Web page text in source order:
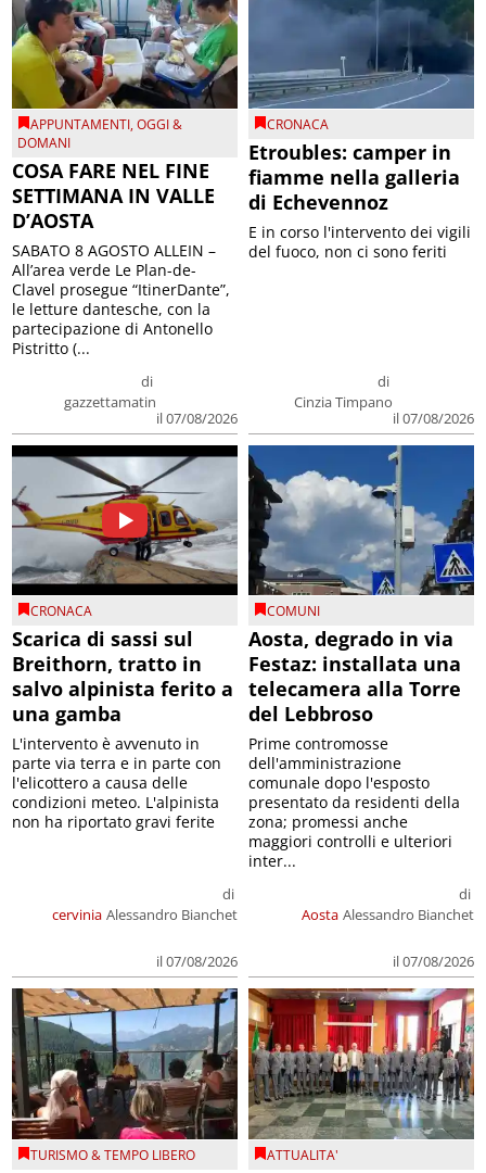
APPUNTAMENTI,OGGI &
DOMANI
COSA FARE NEL FINE
SETTIMANA IN VALLE
D’AOSTA
di
gazzettamatin
il 07/08/2026
SABATO 8 AGOSTO ALLEIN –
All’area verde Le Plan-de-
Clavel prosegue “ItinerDante”,
le letture dantesche, con la
partecipazione di Antonello
Pistritto (...
CRONACA
Etroubles: camper in
fiamme nella galleria
di Echevennoz
di
Cinzia Timpano
il 07/08/2026
E in corso l'intervento dei vigili
del fuoco, non ci sono feriti
CRONACA
Scarica di sassi sul
Breithorn, tratto in
salvo alpinista ferito a
una gamba
cervinia
di
Alessandro Bianchet
il 07/08/2026
L'intervento è avvenuto in
parte via terra e in parte con
l'elicottero a causa delle
condizioni meteo. L'alpinista
non ha riportato gravi ferite
COMUNI
Aosta, degrado in via
Festaz: installata una
telecamera alla Torre
del Lebbroso
Aosta
di
Alessandro Bianchet
il 07/08/2026
Prime contromosse
dell'amministrazione
comunale dopo l'esposto
presentato da residenti della
zona; promessi anche
maggiori controlli e ulteriori
inter...
TURISMO & TEMPO LIBERO ATTUALITA'